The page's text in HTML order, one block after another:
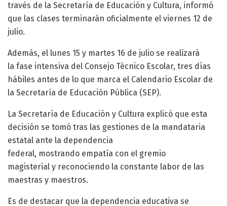
través de la Secretaría de Educación y Cultura, informó
que las clases terminarán oficialmente el viernes 12 de
julio.
Además, el lunes 15 y martes 16 de julio se realizará
la fase intensiva del Consejo Técnico Escolar, tres días
hábiles antes de lo que marca el Calendario Escolar de
la Secretaría de Educación Pública (SEP).
La Secretaría de Educación y Cultura explicó que esta
decisión se tomó tras las gestiones de la mandataria
estatal ante la dependencia
federal, mostrando empatía con el gremio
magisterial y reconociendo la constante labor de las
maestras y maestros.
Es de destacar que la dependencia educativa se